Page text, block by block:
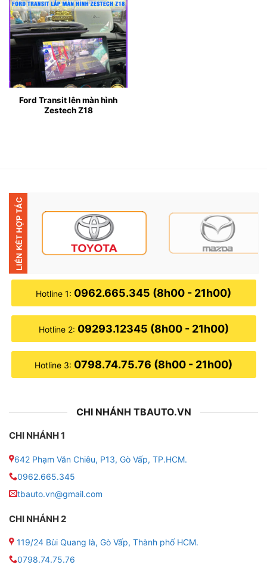
Ford Transit lên màn hình
Zestech Z18
Hotline 1: 0962.665.345 (8h00 - 21h00)
Hotline 2: 09293.12345 (8h00 - 21h00)
Hotline 3: 0798.74.75.76 (8h00 - 21h00)
CHI NHÁNH TBAUTO.VN
CHI NHÁNH 1
642 Phạm Văn Chiêu, P13, Gò Vấp, TP.HCM.
0962.665.345
tbauto.vn@gmail.com
CHI NHÁNH 2
119/24 Bùi Quang là, Gò Vấp, Thành phố HCM.
0798.74.75.76